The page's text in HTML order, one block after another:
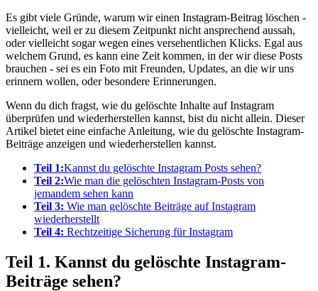
Es gibt viele Gründe, warum wir einen Instagram-Beitrag löschen -
vielleicht, weil er zu diesem Zeitpunkt nicht ansprechend aussah,
oder vielleicht sogar wegen eines versehentlichen Klicks. Egal aus
welchem Grund, es kann eine Zeit kommen, in der wir diese Posts
brauchen - sei es ein Foto mit Freunden, Updates, an die wir uns
erinnern wollen, oder besondere Erinnerungen.
Wenn du dich fragst, wie du gelöschte Inhalte auf Instagram
überprüfen und wiederherstellen kannst, bist du nicht allein. Dieser
Artikel bietet eine einfache Anleitung, wie du gelöschte Instagram-
Beiträge anzeigen und wiederherstellen kannst.
Teil 1:Kannst du gelöschte Instagram Posts sehen?
Teil 2:Wie man die gelöschten Instagram-Posts von
jemandem sehen kann
Teil 3: Wie man gelöschte Beiträge auf Instagram
wiederherstellt
Teil 4: Rechtzeitige Sicherung für Instagram
Teil 1. Kannst du gelöschte Instagram-
Beiträge sehen?